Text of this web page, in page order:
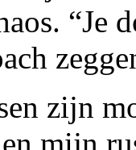
“Je
zijn
mijn